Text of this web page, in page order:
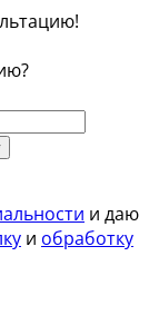
и даю
и обработку